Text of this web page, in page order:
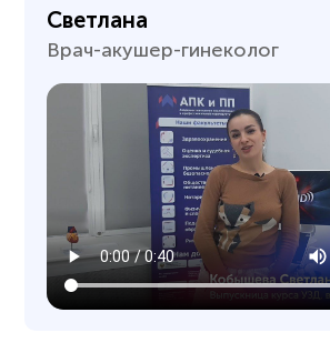
Светлана
Врач-акушер-гинеколог